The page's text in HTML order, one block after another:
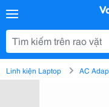
Linh kiện Laptop AC